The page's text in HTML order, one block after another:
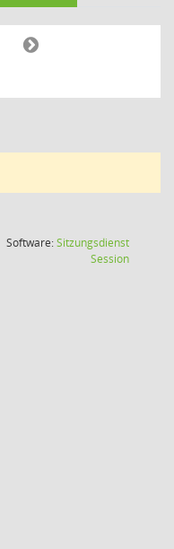
Software:Sitzungsdienst
Session(Wird in